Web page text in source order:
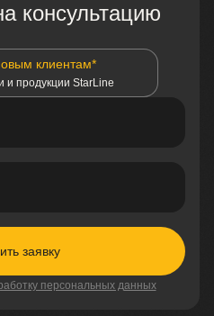
консультацию
клиентам*
и продукции StarLine
заявку
персональных данных